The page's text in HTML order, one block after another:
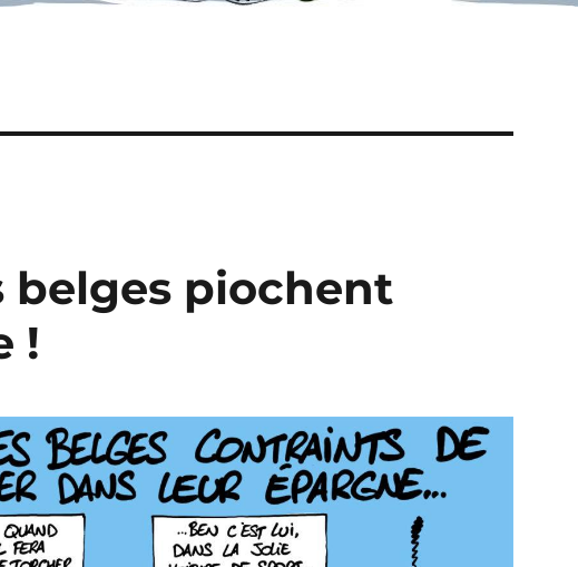
belges piochent
!